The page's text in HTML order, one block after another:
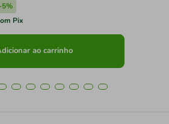
-5%
Pix
ao carrinho